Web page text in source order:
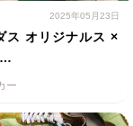
2025年05月23日
ス オリジナルス ×
…
ー